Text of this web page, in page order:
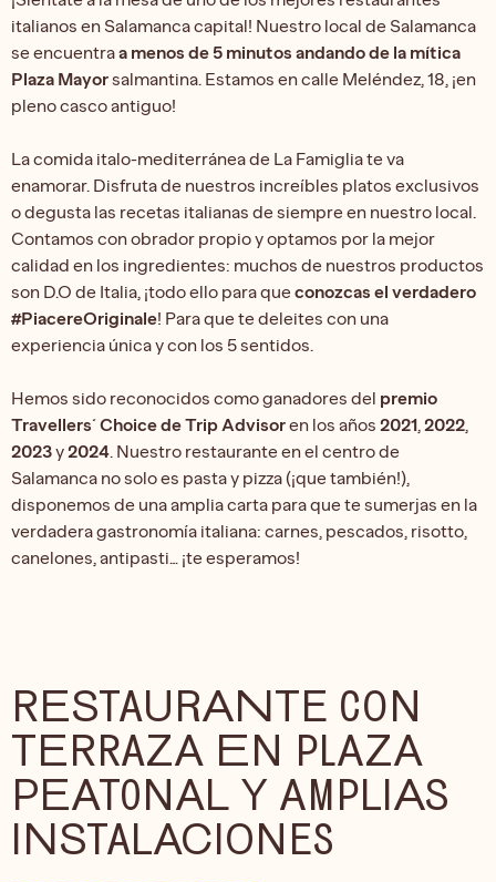
italianos en Salamanca capital! Nuestro local de Salamanca
se encuentraa menos de 5 minutos andando de la mítica
Plaza Mayorsalmantina. Estamos en calle Meléndez, 18, ¡en
pleno casco antiguo!
La comida italo-mediterránea de La Famiglia te va
enamorar. Disfruta de nuestros increíbles platos exclusivos
o degusta las recetas italianas de siempre en nuestro local.
Contamos con obrador propio y optamos por la mejor
calidad en los ingredientes: muchos de nuestros productos
son D.O de Italia, ¡todo ello para queconozcas el verdadero
#PiacereOriginale! Para que te deleites con una
experiencia única y con los 5 sentidos.
Hemos sido reconocidos como ganadores del premio
Travellers´ Choice de Trip Advisoren los años 2021, 2022,
2023y2024. Nuestro restaurante en el centro de
Salamanca no solo es pasta y pizza (¡que también!),
disponemos de una amplia carta para que te sumerjas en la
verdadera gastronomía italiana: carnes, pescados, risotto,
canelones, antipasti… ¡te esperamos!
RESTAURANTE CON
TERRAZA EN PLAZA
PEATONAL Y AMPLIAS
INSTALACIONES